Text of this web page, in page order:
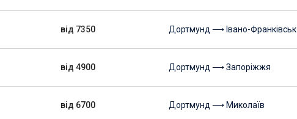
від 7350
від 4900
від 6700
Дортмунд ⟶ Івано-Франківськ
Дортмунд ⟶ Запоріжжя
Дортмунд ⟶ Миколаїв